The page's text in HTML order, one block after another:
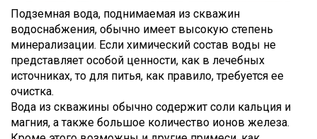
Подземная вода, поднимаемая из скважин
водоснабжения, обычно имеет высокую степень
минерализации. Если химический состав воды не
представляет особой ценности, как в лечебных
источниках, то для питья, как правило, требуется ее
очистка.
Вода из скважины обычно содержит соли кальция и
магния, а также большое количество ионов железа.